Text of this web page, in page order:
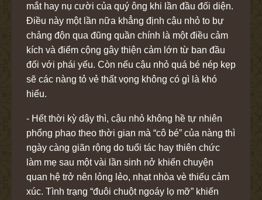
mắt hay nụ cười của quý ông khi lần đầu đối diện.
Điều này một lần nữa khẳng định cậu nhỏ to bự
chảng độn qua đũng quần chính là một điều cảm
kích và điểm cộng gây thiện cảm lớn từ ban đầu
đối với phái yếu. Còn nếu cậu nhỏ quá bé nép kẹp
sẽ các nàng tỏ vẻ thất vọng không có gì là khó
hiểu.
- Hết thời kỳ dậy thì, cậu nhỏ không hề tự nhiên
phổng phao theo thời gian mà “cô bé” của nàng thì
ngày càng giãn rộng do tuổi tác hay thiên chức
làm mẹ sau một vài lần sinh nở khiến chuyện
quan hệ trở nên lỏng lẻo, nhạt nhòa vè thiếu cảm
xúc. Tình trạng “đuôi chuột ngoáy lọ mỡ” khiến